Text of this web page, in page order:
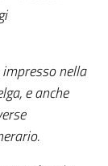
nella
e anche